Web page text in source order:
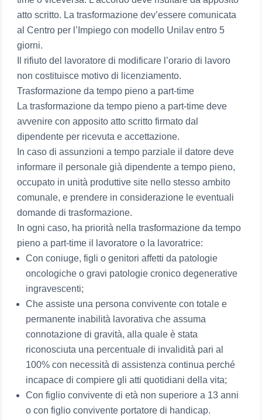
atto scritto. La trasformazione dev’essere comunicata
al Centro per l’Impiego con modello Unilav entro 5
giorni.
Il rifiuto del lavoratore di modificare l’orario di lavoro
non costituisce motivo di licenziamento.
Trasformazione da tempo pieno a part-time
La trasformazione da tempo pieno a part-time deve
avvenire con apposito atto scritto firmato dal
dipendente per ricevuta e accettazione.
In caso di assunzioni a tempo parziale il datore deve
informare il personale già dipendente a tempo pieno,
occupato in unità produttive site nello stesso ambito
comunale, e prendere in considerazione le eventuali
domande di trasformazione.
In ogni caso, ha priorità nella trasformazione da tempo
pieno a part-time il lavoratore o la lavoratrice:
Con coniuge, figli o genitori affetti da patologie
oncologiche o gravi patologie cronico degenerative
ingravescenti;
Che assiste una persona convivente con totale e
permanente inabilità lavorativa che assuma
connotazione di gravità, alla quale è stata
riconosciuta una percentuale di invalidità pari al
100% con necessità di assistenza continua perché
incapace di compiere gli atti quotidiani della vita;
Con figlio convivente di età non superiore a 13 anni
o con figlio convivente portatore di handicap.